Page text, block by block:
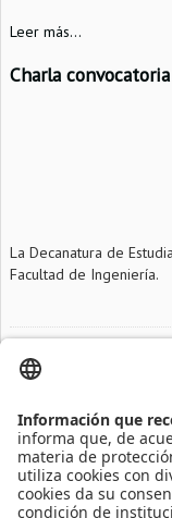
Leer más...
Charla
La Decanatura de
Facultad de Ingeniería.
Fecha
Lugar
G
Leído6117Tiempo
Publicado en Eventos